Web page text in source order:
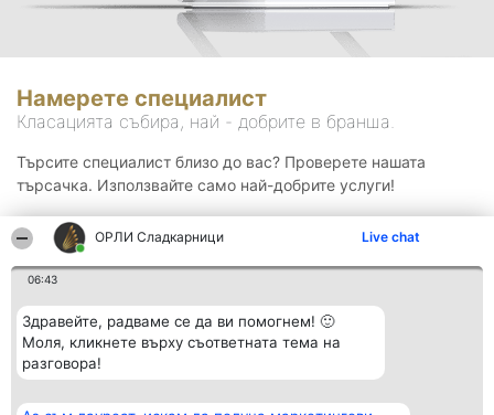
ОРЛИ Сладкарници Live chat
06:43
Здравейте, радваме се да ви помогнем! 🙂
Моля, кликнете върху съответната тема на
разговора!
Намерете специалист
Класацията събира, най - добрите в бранша.
Търсите специалист близо до вас? Проверете нашата
търсачка. Използвайте само най-добрите услуги!